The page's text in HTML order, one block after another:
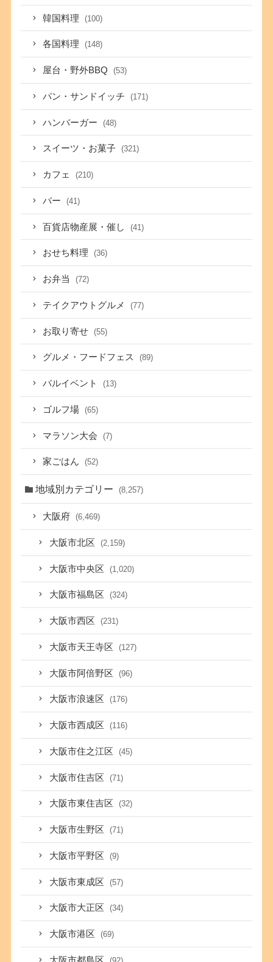
韓国料理 (100)
各国料理 (148)
屋台・野外BBQ (53)
パン・サンドイッチ (171)
ハンバーガー (48)
スイーツ・お菓子 (321)
カフェ (210)
バー (41)
百貨店物産展・催し (41)
おせち料理 (36)
お弁当 (72)
テイクアウトグルメ (77)
お取り寄せ (55)
グルメ・フードフェス (89)
バルイベント (13)
ゴルフ場 (65)
マラソン大会 (7)
家ごはん (52)
地域別カテゴリー (8,257)
大阪府 (6,469)
大阪市北区 (2,159)
大阪市中央区 (1,020)
大阪市福島区 (324)
大阪市西区 (231)
大阪市天王寺区 (127)
大阪市阿倍野区 (96)
大阪市浪速区 (176)
大阪市西成区 (116)
大阪市住之江区 (45)
大阪市住吉区 (71)
大阪市東住吉区 (32)
大阪市生野区 (71)
大阪市平野区 (9)
大阪市東成区 (57)
大阪市大正区 (34)
大阪市港区 (69)